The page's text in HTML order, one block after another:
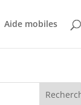
Aide mobiles